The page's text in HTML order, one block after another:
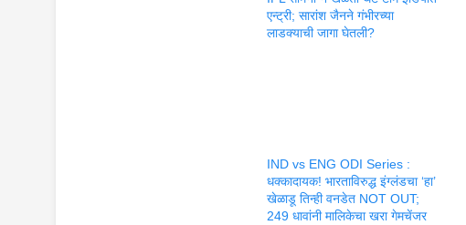
एन्ट्री; सारांश जैनने गंभीरच्या
लाडक्याची जागा घेतली?
IND vs ENG ODI Series :
धक्कादायक! भारताविरुद्ध इंग्लंडचा ‘हा’
खेळाडू तिन्ही वनडेत NOT OUT;
249 धावांनी मालिकेचा खरा गेमचेंजर